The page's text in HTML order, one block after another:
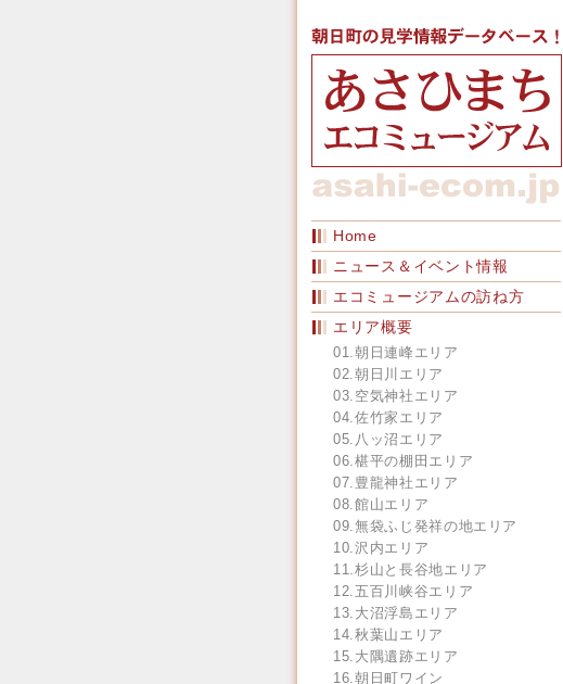
Home
ニュース＆イベント情報
エコミュージアムの訪ね方
エリア概要
01.朝日連峰エリア
02.朝日川エリア
03.空気神社エリア
04.佐竹家エリア
05.八ッ沼エリア
06.椹平の棚田エリア
07.豊龍神社エリア
08.館山エリア
09.無袋ふじ発祥の地エリア
10.沢内エリア
11.杉山と長谷地エリア
12.五百川峡谷エリア
13.大沼浮島エリア
14.秋葉山エリア
15.大隅遺跡エリア
16.朝日町ワイン